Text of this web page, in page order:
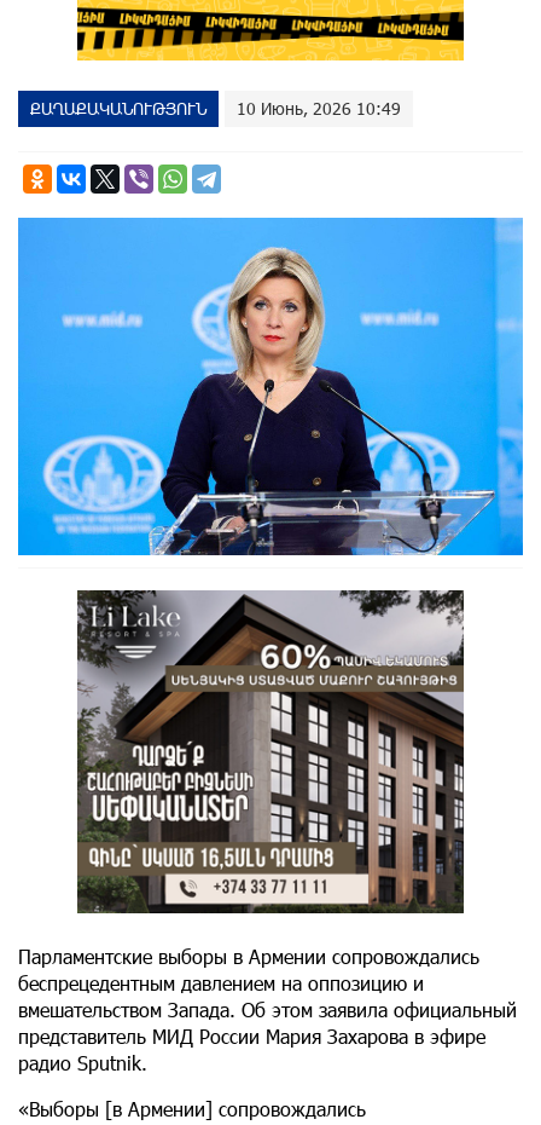
ՔԱՂԱՔԱԿԱՆՈՒԹՅՈՒՆ 10 Июнь, 2026 10:49
Парламентские выборы в Армении сопровождались
беспрецедентным давлением на оппозицию и
вмешательством Запада. Об этом заявила официальный
представитель МИД России Мария Захарова в эфире
радио Sputnik.
«Выборы [в Армении] сопровождались